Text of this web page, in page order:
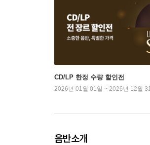
CD/LP 한정 수량 할인전
2026년 01월 01일 ~ 2026년 12월
음반소개